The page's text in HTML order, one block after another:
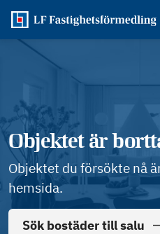
Objektet är
Objektet du försökte nå
hemsida.
Sök bostäder till salu